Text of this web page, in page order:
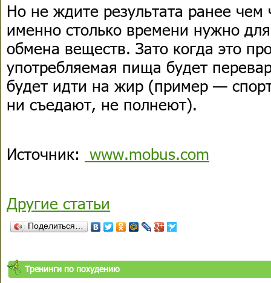
Но не ждите результата ранее
именно столько времени нужно
обмена веществ. Зато когда это
употребляемая пища будет
будет идти на жир (пример —
ни съедают, не полнеют).
Источник: www.mobus.com
Другие статьи
Поделиться…
Тренинги по похудению